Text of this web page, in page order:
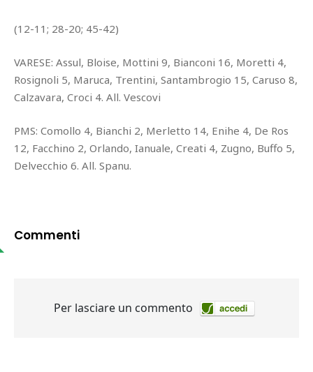
(12-11; 28-20; 45-42)
VARESE: Assul, Bloise, Mottini 9, Bianconi 16, Moretti 4,
Rosignoli 5, Maruca, Trentini, Santambrogio 15, Caruso 8,
Calzavara, Croci 4. All. Vescovi
PMS: Comollo 4, Bianchi 2, Merletto 14, Enihe 4, De Ros
12, Facchino 2, Orlando, Ianuale, Creati 4, Zugno, Buffo 5,
Delvecchio 6. All. Spanu.
Commenti